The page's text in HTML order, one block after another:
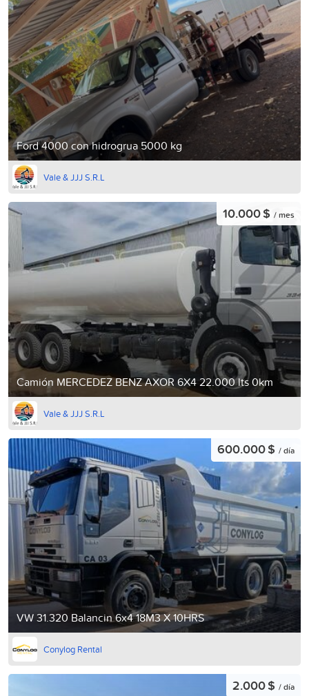
Ford 4000 con hidrogrua 5000 kg
Vale & JJJ S.R.L
Camión MERCEDEZ BENZ AXOR 6X4 22.000 lts 0km
10.000 $ / mes
Vale & JJJ S.R.L
VW 31.320 Balancin 6x4 18M3 X 10HRS
600.000 $ / día
Conylog Rental
2.000 $ / día